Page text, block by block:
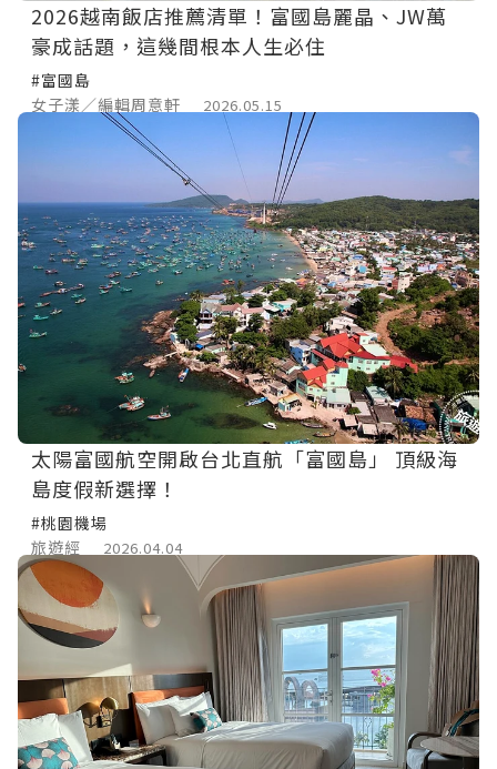
2026越南飯店推薦清單！富國島麗晶、JW萬
豪成話題，這幾間根本人生必住
#富國島
女子漾／編輯周意軒
2026.05.15
太陽富國航空開啟台北直航「富國島」 頂級海
島度假新選擇！
#桃園機場
旅遊經
2026.04.04